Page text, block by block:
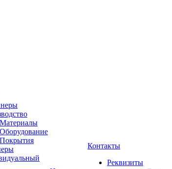
Материалы
Оборудование
Покрытия
Контакты
Реквизиты